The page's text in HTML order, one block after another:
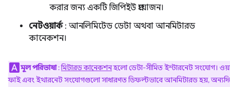
করার জন্য একটি জিপিইউ প্রয়োজন।
নেটওয়ার্ক: আনলিমিটেড ডেটা অথবা আনমিটারড
কানেকশন।
মূল পরিভাষা:মিটারড কানেকশনহলো ডেটা-সীমিত ইন্টারনেট সংযোগ।
ফাই এবং ইথারনেট সংযোগগুলো সাধারণত ডিফল্টভাবে আনমিটারড হয়,